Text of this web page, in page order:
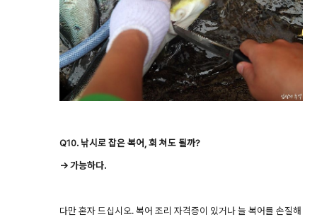
Q10. 낚시로 잡은 복어, 회 쳐도 될까?
→ 가능하다.
다만 혼자 드십시오. 복어 조리 자격증이 있거나 늘 복어를 손질해